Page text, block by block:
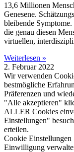
13,6 Millionen
Genesene.
bleibende
die genau diesen
virtuellen,
Weiterlesen »
2. Februar 2022
Wir verwenden
bestmögliche
Präferenzen und
"Alle akzeptieren"
ALLER Cookies
Einstellungen"
erteilen.
Cookie Einstellungen
Einwilligung